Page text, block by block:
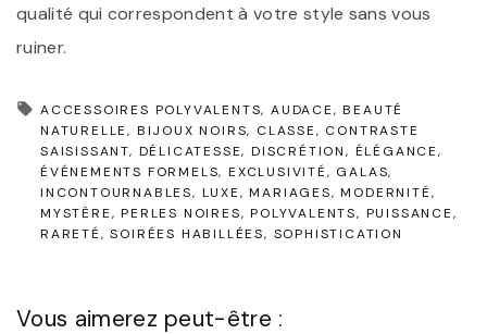
qualité qui correspondent à votre style sans vous
ruiner.
ACCESSOIRES POLYVALENTS AUDACE
BEAUTÉ
NATURELLE BIJOUX NOIRS CLASSE
CONTRASTE
SAISISSANT DÉLICATESSE DISCRÉTION ÉLÉGANCE
ÉVÉNEMENTS FORMELS EXCLUSIVITÉ
GALAS
INCONTOURNABLES LUXE MARIAGES
MODERNITÉ
MYSTÈRE
PERLES NOIRES POLYVALENTS PUISSANCE
RARETÉ
SOIRÉES HABILLÉES SOPHISTICATION
Vous aimerez peut-être :